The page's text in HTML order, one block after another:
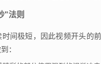
"法则
间极短，因此视频开头的
：